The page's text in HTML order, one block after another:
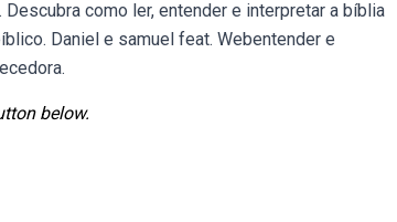
como ler, entender e interpretar a bíblia
Daniel e samuel feat. Webentender e
below.